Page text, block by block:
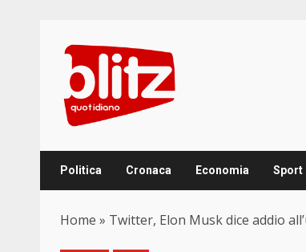
content
Politica Cronaca Economia Sport
Home » Twitter, Elon Musk dice addio